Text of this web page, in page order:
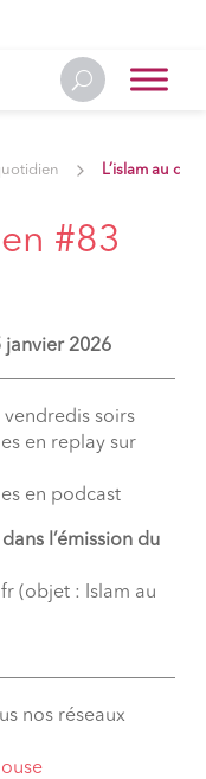
L’islam au
#83
janvier 2026
vendredis soirs
en replay sur
en podcast
l’émission du
(objet : Islam au
nos réseaux